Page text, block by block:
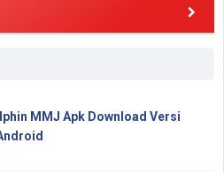
MMJ Apk Download Versi